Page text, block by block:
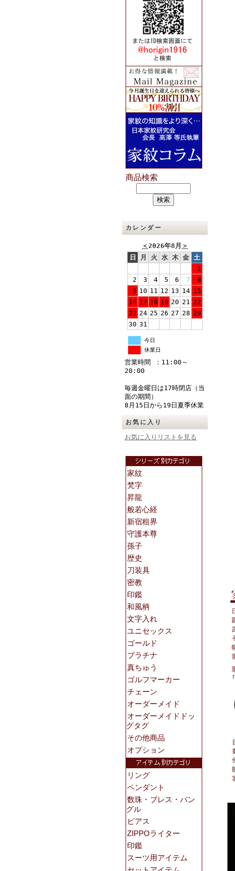
カレンダー
＜2026年8月 ＞
日
月 火 水 木 金 土
1
2
3 4 5 6 7
8
9 10 11 12 13 14 15
16 17 18 19 20 21 22
23 24 25 26 27 28 29
30 31
今日
休業日
営業時間 ：11:00～
20:00
毎週金曜日は17時閉店（当
面の期間）
8月15日から19日夏季休業
お気に入り
お気に入りリストを見る